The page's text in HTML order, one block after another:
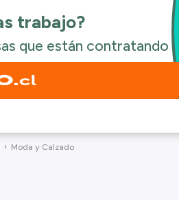
Moda y Calzado